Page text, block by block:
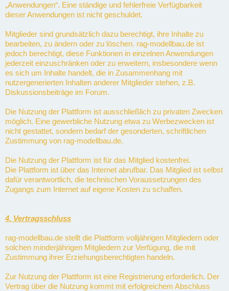
„Anwendungen“. Eine ständige und fehlerfreie Verfügbarkeit
dieser Anwendungen ist nicht geschuldet.
Mitglieder sind grundsätzlich dazu berechtigt, ihre Inhalte zu
bearbeiten, zu ändern oder zu löschen. rag-modellbau.de ist
jedoch berechtigt, diese Funktionen in einzelnen Anwendungen
jederzeit einzuschränken oder zu erweitern, insbesondere wenn
es sich um Inhalte handelt, die in Zusammenhang mit
nutzergenerierten Inhalten anderer Mitglieder stehen, z.B.
Diskussionsbeiträge im Forum.
Die Nutzung der Plattform ist ausschließlich zu privaten Zwecken
möglich. Eine gewerbliche Nutzung etwa zu Werbezwecken ist
nicht gestattet, sondern bedarf der gesonderten, schriftlichen
Zustimmung von rag-modellbau.de.
Die Nutzung der Plattform ist für das Mitglied kostenfrei.
Die Plattform ist über das Internet abrufbar. Das Mitglied ist selbst
dafür verantwortlich, die technischen Voraussetzungen des
Zugangs zum Internet auf eigene Kosten zu schaffen.
4. Vertragsschluss
rag-modellbau.de stellt die Plattform volljährigen Mitgliedern oder
solchen minderjährigen Mitgliedern zur Verfügung, die mit
Zustimmung ihrer Erziehungsberechtigten handeln.
Zur Nutzung der Plattform ist eine Registrierung erforderlich. Der
Vertrag über die Nutzung kommt mit erfolgreichem Abschluss